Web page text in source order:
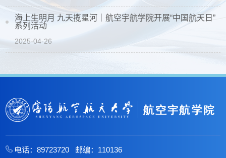
海上生明月 九天揽星河｜航空宇航学院开展“中国航天日”
系列活动
2025-04-26
电话：89723720 邮编：110136